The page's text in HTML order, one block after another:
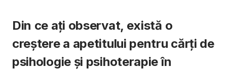
Din ce ați observat, există o
creștere a apetitului pentru cărți de
psihologie și psihoterapie în